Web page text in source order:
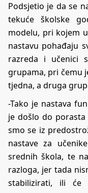
Podsjetio je da se
tekuće školske
modelu, pri kojem
nastavu pohađaju
razreda i učenici
grupama, pri čemu
tjedna, a druga
-Tako je nastava
je došlo do
smo se iz
nastave za
srednih škola, te
razloga, jer tada
stabilizirati, ili će